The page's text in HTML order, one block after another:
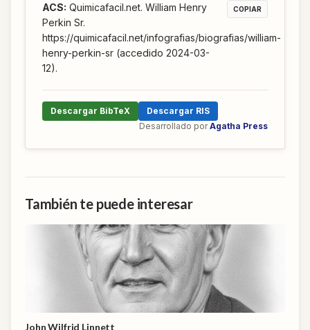
ACS: Quimicafacil.net. William Henry
Perkin Sr.
https://quimicafacil.net/infografias/biografias/william-
henry-perkin-sr (accedido 2024-03-
12).
COPIAR
Descargar BibTeX
Descargar RIS
Desarrollado por Agatha Press
También te puede interesar
John Wilfrid Linnett